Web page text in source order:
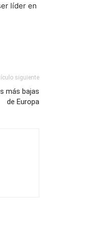
líder en
siguiente
más bajas
de Europa